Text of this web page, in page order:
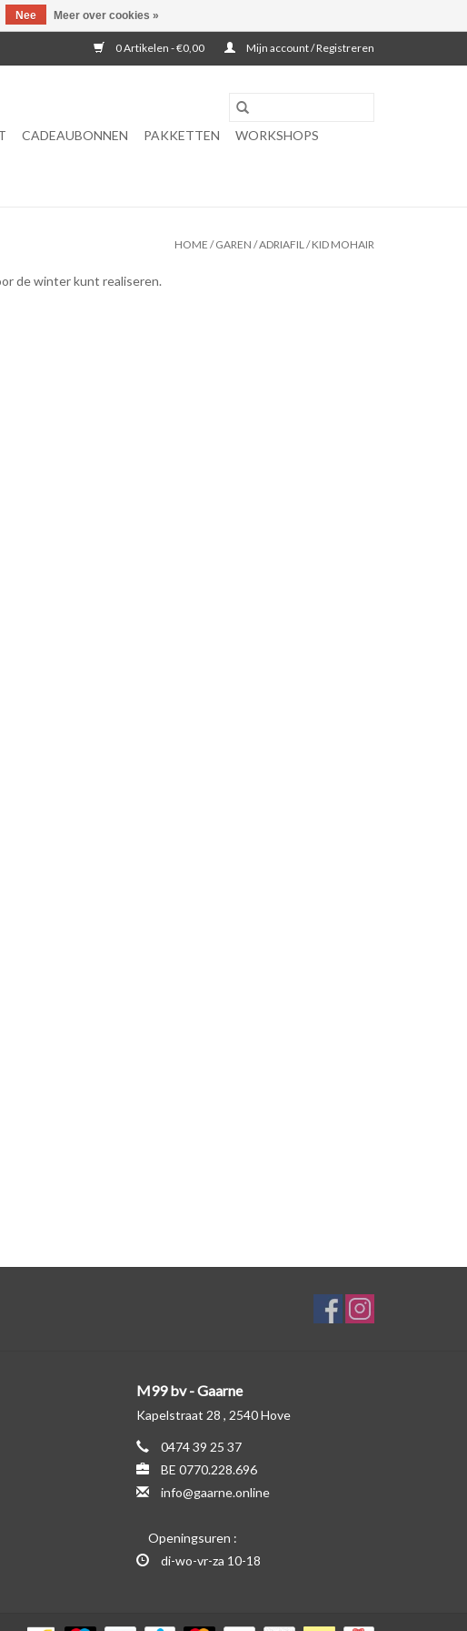
0 Artikelen - €0,00 Mijn account / Registreren
CADEAUBONNEN PAKKETTEN
WORKSHOPS
HOME /GAREN /ADRIAFIL/KID MOHAIR
de winter kunt realiseren.
M99 bv - Gaarne
Kapelstraat 28 , 2540 Hove
0474 39 25 37
BE 0770.228.696
info@gaarne.online
Openingsuren :
di-wo-vr-za 10-18
Nee Meer over cookies »